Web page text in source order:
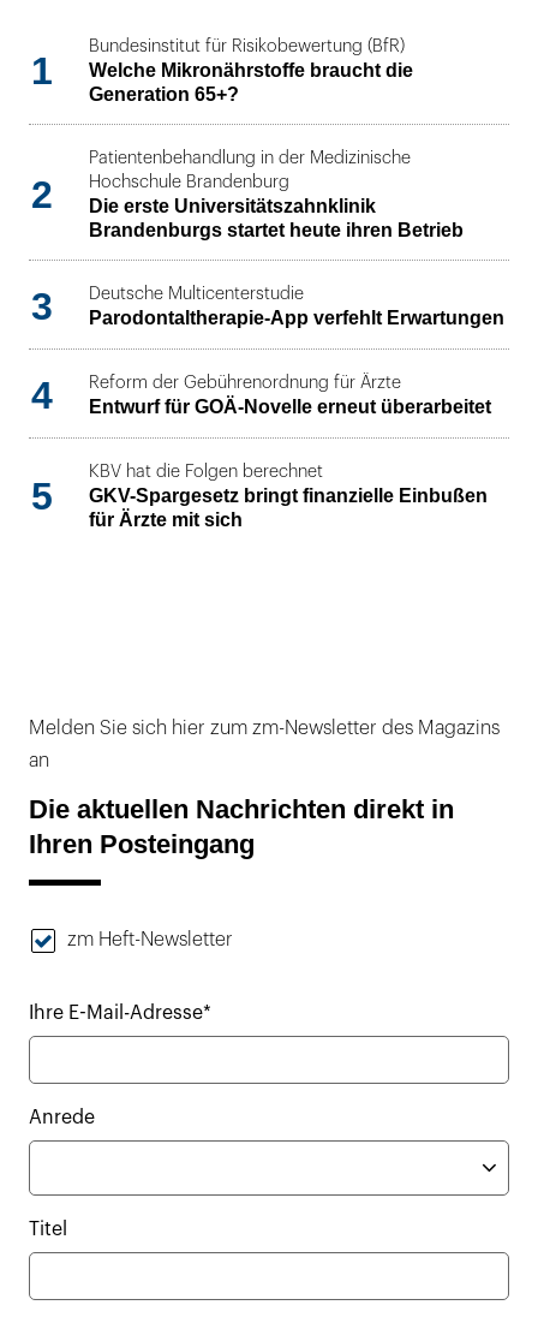
1
Bundesinstitut für Risikobewertung (BfR)
Welche Mikronährstoffe braucht die
Generation 65+?
2
Patientenbehandlung in der Medizinische
Hochschule Brandenburg
Die erste Universitätszahnklinik
Brandenburgs startet heute ihren Betrieb
3 Deutsche Multicenterstudie
Parodontaltherapie-App verfehlt Erwartungen
4 Reform der Gebührenordnung für Ärzte
Entwurf für GOÄ-Novelle erneut überarbeitet
5
KBV hat die Folgen berechnet
GKV-Spargesetz bringt finanzielle Einbußen
für Ärzte mit sich
Melden Sie sich hier zum zm-Newsletter des Magazins
an
Die aktuellen Nachrichten direkt in
Ihren Posteingang
zm Heft-Newsletter
Ihre E-Mail-Adresse*
Anrede
Titel